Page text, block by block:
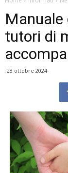
tutori di
28 ottobre 2024